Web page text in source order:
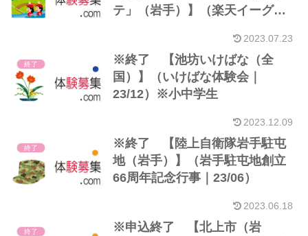
テ」（岩手）】（楽天イーグル
チケットお持ちの小中学生2023.07.23
終了
※終了 【池坊いけばな（全
国）】（いけばな体験会｜
23/12）※小中学生
2023.12.09
終了
※終了 【陸上自衛隊岩手駐屯
地（岩手）】（岩手駐屯地創立
66周年記念行事｜23/06）
2023.06.18
終了
※申込終了 【北上市（岩